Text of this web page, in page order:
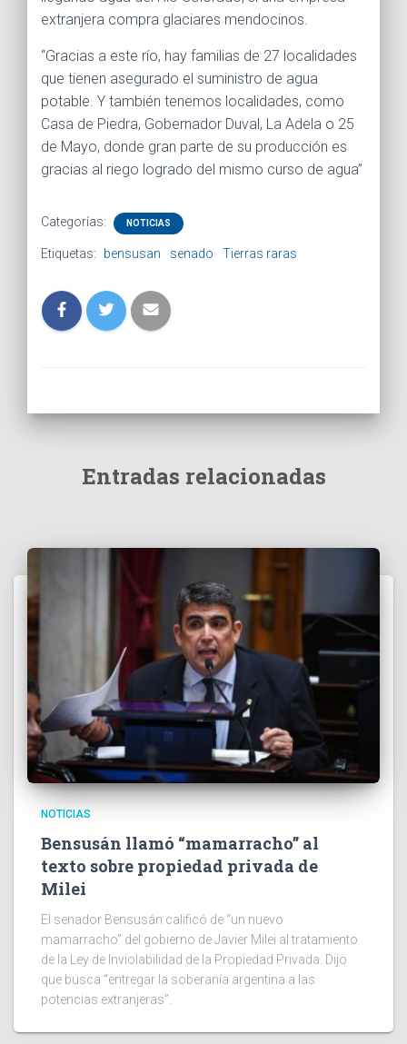
extranjera compra glaciares mendocinos.
“Gracias a este río, hay familias de 27 localidades
que tienen asegurado el suministro de agua
potable. Y también tenemos localidades, como
Casa de Piedra, Gobernador Duval, La Adela o 25
de Mayo, donde gran parte de su producción es
gracias al riego logrado del mismo curso de agua”
Categorías: NOTICIAS
Etiquetas: bensusan senado Tierras raras
Entradas relacionadas
NOTICIAS
Bensusán llamó “mamarracho” al
texto sobre propiedad privada de
Milei
El senador Bensusán calificó de “un nuevo
mamarracho” del gobierno de Javier Milei al tratamiento
de la Ley de Inviolabilidad de la Propiedad Privada. Dijo
que busca “entregar la soberanía argentina a las
potencias extranjeras”.